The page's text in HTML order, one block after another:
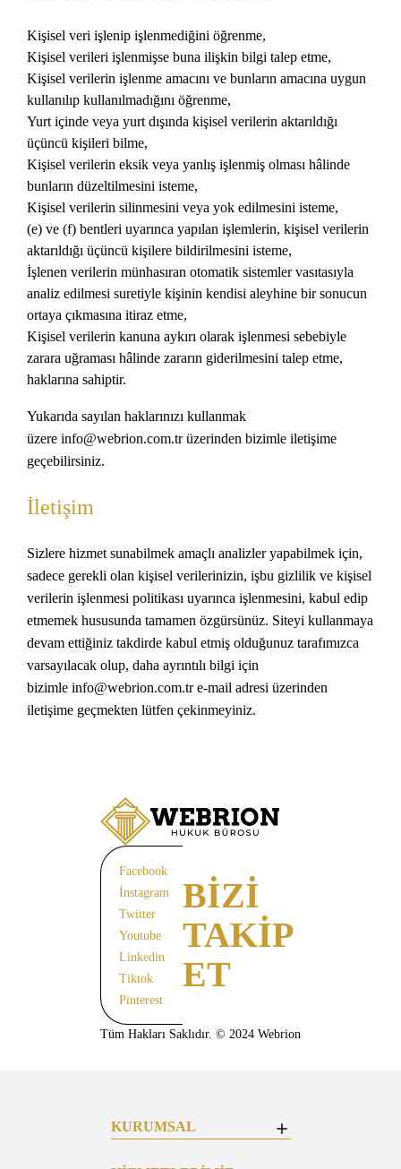
Kişisel veri işlenip işlenmediğini öğrenme,
Kişisel verileri işlenmişse buna ilişkin bilgi talep etme,
Kişisel verilerin işlenme amacını ve bunların amacına uygun
kullanılıp kullanılmadığını öğrenme,
Yurt içinde veya yurt dışında kişisel verilerin aktarıldığı
üçüncü kişileri bilme,
Kişisel verilerin eksik veya yanlış işlenmiş olması hâlinde
bunların düzeltilmesini isteme,
Kişisel verilerin silinmesini veya yok edilmesini isteme,
(e) ve (f) bentleri uyarınca yapılan işlemlerin, kişisel verilerin
aktarıldığı üçüncü kişilere bildirilmesini isteme,
İşlenen verilerin münhasıran otomatik sistemler vasıtasıyla
analiz edilmesi suretiyle kişinin kendisi aleyhine bir sonucun
ortaya çıkmasına itiraz etme,
Kişisel verilerin kanuna aykırı olarak işlenmesi sebebiyle
zarara uğraması hâlinde zararın giderilmesini talep etme,
haklarına sahiptir.
Yukarıda sayılan haklarınızı kullanmak
üzere info@webrion.com.trüzerinden bizimle iletişime
geçebilirsiniz.
İletişim
Sizlere hizmet sunabilmek amaçlı analizler yapabilmek için,
sadece gerekli olan kişisel verilerinizin, işbu gizlilik ve kişisel
verilerin işlenmesi politikası uyarınca işlenmesini, kabul edip
etmemek hususunda tamamen özgürsünüz. Siteyi kullanmaya
devam ettiğiniz takdirde kabul etmiş olduğunuz tarafımızca
varsayılacak olup, daha ayrıntılı bilgi için
bizimle info@webrion.com.tre-mail adresi üzerinden
iletişime geçmekten lütfen çekinmeyiniz.
Facebook
İnstagram
Twitter
Youtube
Linkedin
Tiktok
Pinterest
BİZİ
TAKİP
ET
Tüm Hakları Saklıdır. © 2024 Webrion
KURUMSAL